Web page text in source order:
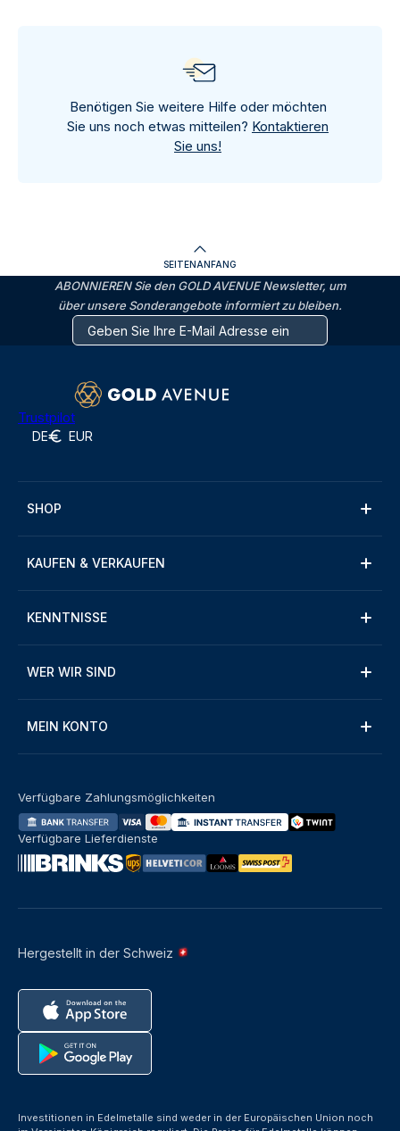
Benötigen Sie weitere Hilfe oder möchten
Sie uns noch etwas mitteilen? Kontaktieren
Sie uns!
SEITENANFANG
ABONNIEREN Sie den GOLD AVENUE Newsletter, um
über unsere Sonderangebote informiert zu bleiben.
Trustpilot
DE EUR
SHOP
KAUFEN & VERKAUFEN
KENNTNISSE
WER WIR SIND
MEIN KONTO
Hergestellt in der Schweiz
Verfügbare Zahlungsmöglichkeiten
Verfügbare Lieferdienste
Investitionen in Edelmetalle sind weder in der Europäischen Union noch